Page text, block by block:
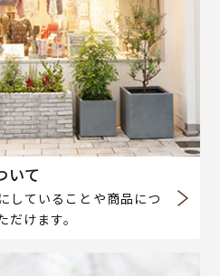
いて
していることや商品につ
けます。